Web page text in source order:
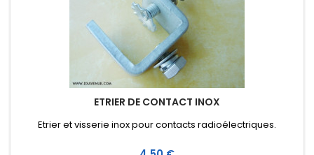
ETRIER DE CONTACT INOX
Etrier et visserie inox pour contacts radioélectriques.